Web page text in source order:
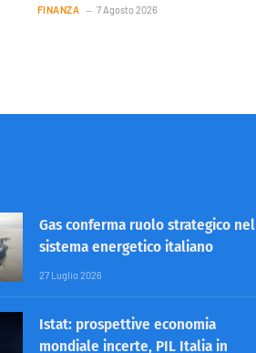
FINANZA 7 Agosto 2026
Gas conferma ruolo strategico nel
sistema energetico italiano
27 Luglio 2026
Istat: prospettive economia
mondiale incerte, PIL Italia in